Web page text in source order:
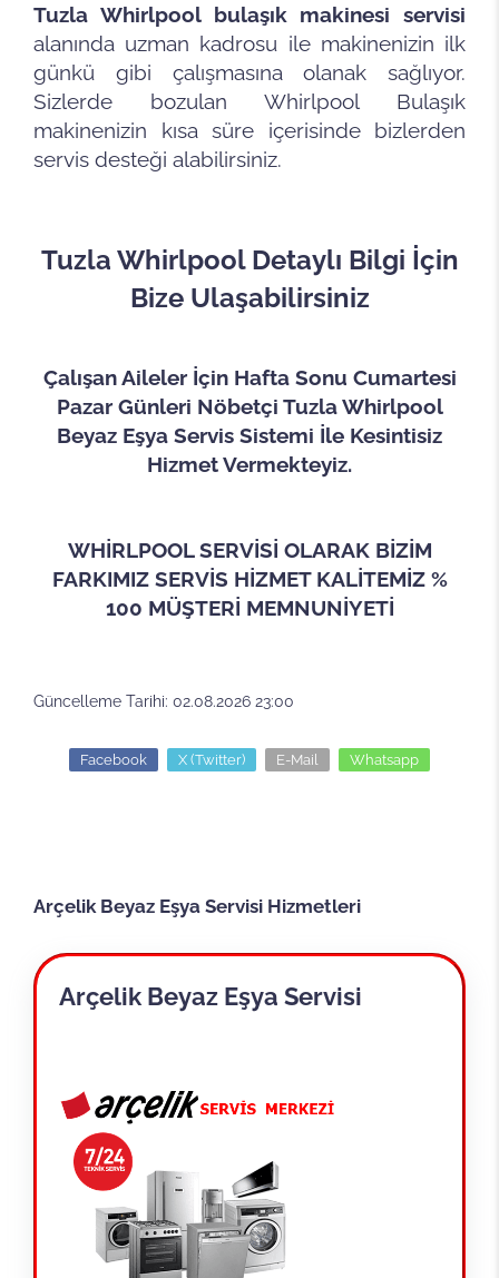
Tuzla Whirlpool bulaşık makinesi servisi
alanında uzman kadrosu ile makinenizin ilk
günkü gibi çalışmasına olanak sağlıyor.
Sizlerde bozulan Whirlpool Bulaşık
makinenizin kısa süre içerisinde bizlerden
servis desteği alabilirsiniz.
Tuzla Whirlpool Detaylı Bilgi İçin
Bize Ulaşabilirsiniz
Çalışan Aileler İçin Hafta Sonu Cumartesi
Pazar Günleri Nöbetçi Tuzla Whirlpool
Beyaz Eşya Servis Sistemi İle Kesintisiz
Hizmet Vermekteyiz.
WHİRLPOOL SERVİSİ OLARAK BİZİM
FARKIMIZ SERVİS HİZMET KALİTEMİZ %
100 MÜŞTERİ MEMNUNİYETİ
Güncelleme Tarihi: 02.08.2026 23:00
Facebook X (Twitter) E-Mail Whatsapp
Arçelik Beyaz Eşya Servisi Hizmetleri
Arçelik Beyaz Eşya Servisi